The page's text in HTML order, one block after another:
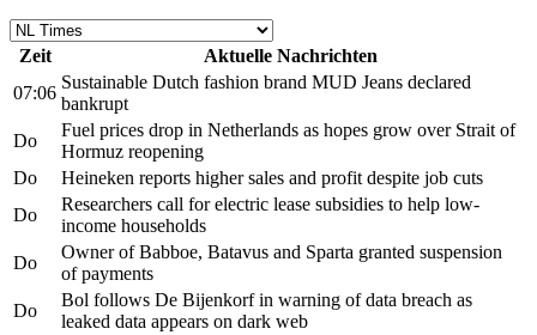
Zeit
Aktuelle Nachrichten
07:06
Sustainable Dutch fashion brand MUD Jeans declared
bankrupt
Do
Fuel prices drop in Netherlands as hopes grow over Strait of
Hormuz reopening
Do
Heineken reports higher sales and profit despite job cuts
Do
Researchers call for electric lease subsidies to help low-
income households
Do
Owner of Babboe, Batavus and Sparta granted suspension
of payments
Do
Bol follows De Bijenkorf in warning of data breach as
leaked data appears on dark web